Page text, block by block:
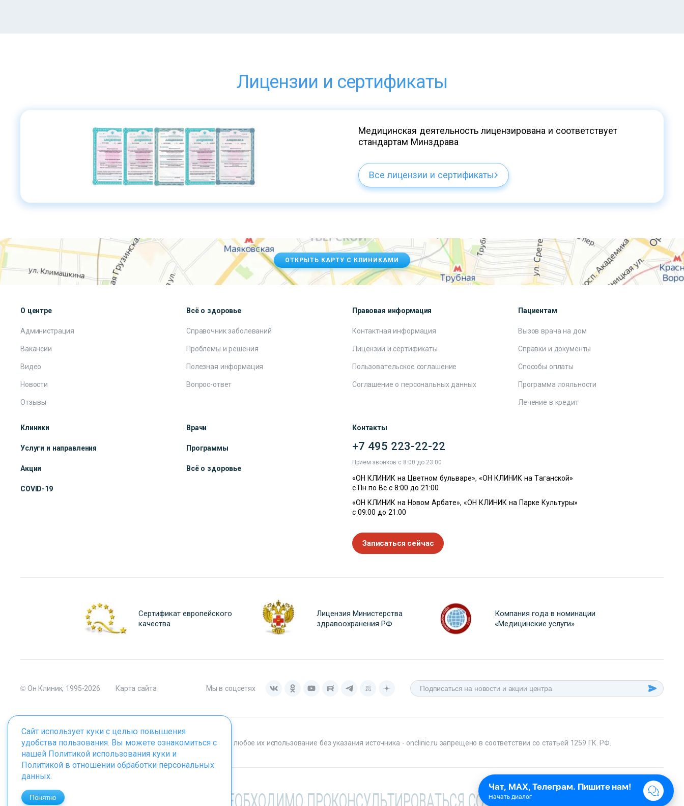
Лицензии и сертификаты
Медицинская деятельность лицензирована и соответствует
стандартам Минздрава
Все лицензии и сертификаты
ОТКРЫТЬ КАРТУ С КЛИНИКАМИ
О центре
Администрация
Вакансии
Видео
Новости
Отзывы
Всё о здоровье
Справочник заболеваний
Проблемы и решения
Полезная информация
Вопрос-ответ
Правовая информация
Контактная информация
Лицензии и сертификаты
Пользовательское соглашение
Соглашение о персональных данных
Пациентам
Вызов врача на дом
Справки и документы
Способы оплаты
Программа лояльности
Лечение в кредит
Клиники Врачи
Услуги и направления Программы
Акции Всё о здоровье
COVID-19
Контакты
+7 495 223-22-22
Прием звонков с 8:00 до 23:00
«ОН КЛИНИК на Цветном бульваре», «ОН КЛИНИК на Таганской»
с Пн по Вс с 8:00 до 21:00
«ОН КЛИНИК на Новом Арбате», «ОН КЛИНИК на Парке Культуры»
с 09:00 до 21:00
Записаться сейчас
Сертификат европейского
качества
Лицензия Министерства
здравоохранения РФ
Компания года в номинации
«Медицинские услуги»
© Он Клиник, 1995-2026 Карта сайта Мы в соцсетях
Материалы сайта являются собственностью ООО "Он Клиник", любое их использование без указания источника - onclinic.ru запрещено в соответствии со статьей 1259 ГК. РФ.
Сайт использует куки с целью повышения
удобства пользования. Вы можете ознакомиться с
нашей Политикой использования куки и
Политикой в отношении обработки персональных
данных.
Понятно